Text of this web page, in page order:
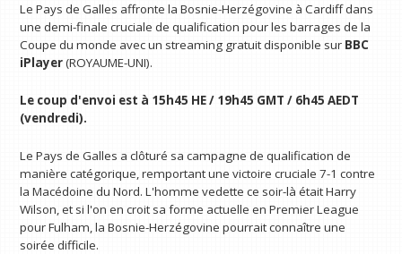
Le Pays de Galles affronte la Bosnie-Herzégovine à Cardiff dans
une demi-finale cruciale de qualification pour les barrages de la
Coupe du monde avec un streaming gratuit disponible sur BBC
iPlayer(ROYAUME-UNI).
Le coup d'envoi est à 15h45 HE / 19h45 GMT / 6h45 AEDT
(vendredi).
Le Pays de Galles a clôturé sa campagne de qualification de
manière catégorique, remportant une victoire cruciale 7-1 contre
la Macédoine du Nord. L'homme vedette ce soir-là était Harry
Wilson, et si l'on en croit sa forme actuelle en Premier League
pour Fulham, la Bosnie-Herzégovine pourrait connaître une
soirée difficile.